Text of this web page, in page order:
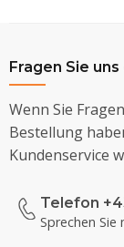
Fragen Sie
Wenn Sie
Bestellung
Kundenservice
Telefon
Sprechen